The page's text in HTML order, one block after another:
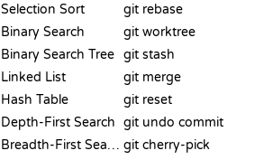
Selection Sort
Binary Search
Binary Search Tree
Linked List
Hash Table
Depth-First Search
Breadth-First Search
git rebase
git worktree
git stash
git merge
git reset
git undo commit
git cherry-pick